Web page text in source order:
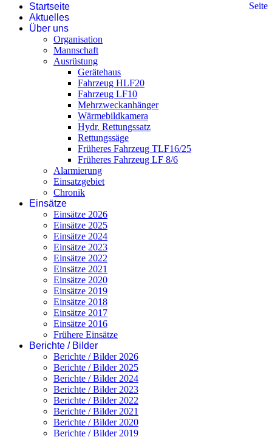
Startseite
Aktuelles
Über uns
Organisation
Mannschaft
Ausrüstung
Gerätehaus
Fahrzeug HLF20
Fahrzeug LF10
Mehrzweckanhänger
Wärmebildkamera
Hydr. Rettungssatz
Rettungssäge
Früheres Fahrzeug TLF16/25
Früheres Fahrzeug LF 8/6
Alarmierung
Einsatzgebiet
Chronik
Einsätze
Einsätze 2026
Einsätze 2025
Einsätze 2024
Einsätze 2023
Einsätze 2022
Einsätze 2021
Einsätze 2020
Einsätze 2019
Einsätze 2018
Einsätze 2017
Einsätze 2016
Frühere Einsätze
Berichte / Bilder
Berichte / Bilder 2026
Berichte / Bilder 2025
Berichte / Bilder 2024
Berichte / Bilder 2023
Berichte / Bilder 2022
Berichte / Bilder 2021
Berichte / Bilder 2020
Berichte / Bilder 2019